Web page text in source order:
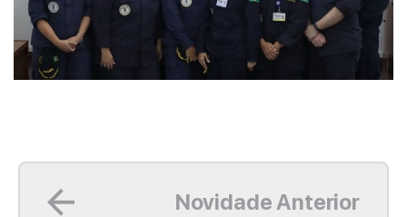
Novidade Anterior